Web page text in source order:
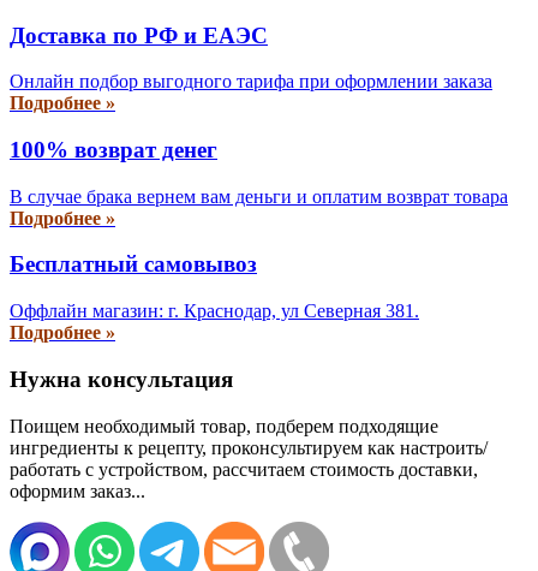
Доставка по РФ и EAЭС
Онлайн подбор выгодного тарифа при оформлении заказа
Подробнее »
100% возврат денег
В случае брака вернем вам деньги и оплатим возврат товара
Подробнее »
Бесплатный самовывоз
Оффлайн магазин: г. Краснодар, ул Северная 381.
Подробнее »
Нужна консультация
Поищем необходимый товар, подберем подходящие
ингредиенты к рецепту, проконсультируем как настроить/
работать с устройством, рассчитаем стоимость доставки,
оформим заказ...